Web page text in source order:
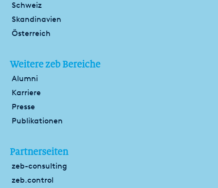
Schweiz
Skandinavien
Österreich
Weitere zeb Bereiche
Alumni
Karriere
Presse
Publikationen
Partnerseiten
zeb-consulting
zeb.control